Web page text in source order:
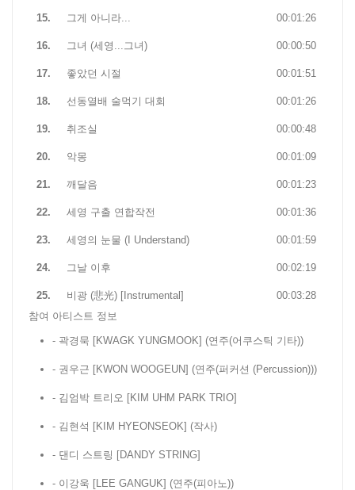
15. 그게 아니라... 00:01:26
16. 그녀 (세영...그녀) 00:00:50
17. 좋았던 시절 00:01:51
18. 선동열배 술먹기 대회 00:01:26
19. 취조실 00:00:48
20. 악몽 00:01:09
21. 깨달음 00:01:23
22. 세영 구출 연합작전 00:01:36
23. 세영의 눈물 (I Understand) 00:01:59
24. 그날 이후 00:02:19
25. 비광 (悲光) [Instrumental]
00:03:28
참여 아티스트 정보
- 곽경묵 [KWAGK YUNGMOOK] (연주(어쿠스틱 기타))
- 권우근 [KWON WOOGEUN] (연주(퍼커션 (Percussion)))
- 김엄박 트리오 [KIM UHM PARK TRIO]
- 김현석 [KIM HYEONSEOK] (작사)
- 댄디 스트링 [DANDY STRING]
- 이강욱 [LEE GANGUK] (연주(피아노))